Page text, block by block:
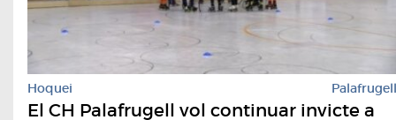
Hoquei Palafrugell
El CH Palafrugell vol continuar invicte a